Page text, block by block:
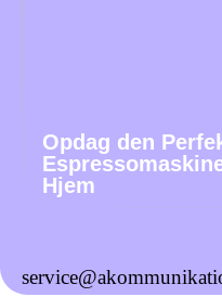
Opdag den
Hjem